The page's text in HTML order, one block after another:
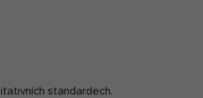
standardech.